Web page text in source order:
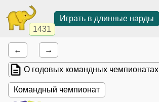
1431
Играть в длинные нарды
← →
О годовых командных чемпионатах
Командный чемпионат